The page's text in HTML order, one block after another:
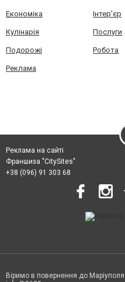
Економіка Інтер'єр
Кулінарія Послуги
Подорожі Робота
Реклама
Реклама на сайті
Франшиза "CitySites"
+38 (096) 91 303 68
Віримо в повернення до Маріуполя